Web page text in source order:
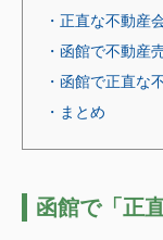
・正直な不動産
・函館で不動産
・函館で正直な
・まとめ
函館で「正